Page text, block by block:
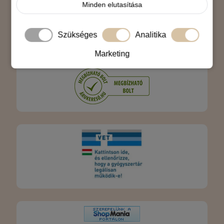
Minden elutasítása
Szükséges Analitika
Marketing